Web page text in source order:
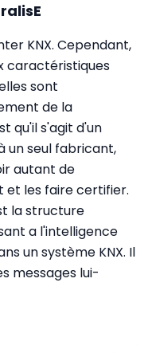
KNX. Cependant,
caractéristiques
sont
de la
qu'il s'agit d'un
un seul fabricant,
autant de
et les faire certifier.
la structure
a l'intelligence
un système KNX. Il
messages lui-